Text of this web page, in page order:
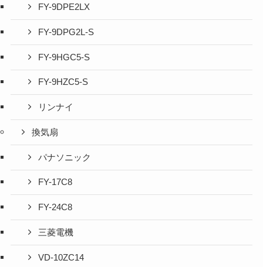
FY-9DPE2LX
FY-9DPG2L-S
FY-9HGC5-S
FY-9HZC5-S
リンナイ
換気扇
パナソニック
FY-17C8
FY-24C8
三菱電機
VD-10ZC14